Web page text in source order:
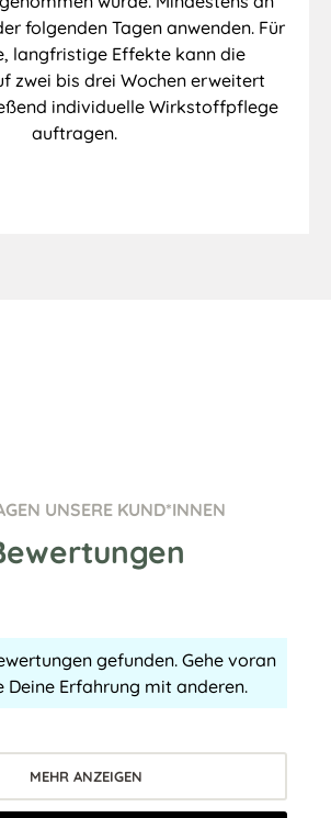
folgenden Tagen anwenden. Für
langfristige Effekte kann die
zwei bis drei Wochen erweitert
individuelle Wirkstoffpflege
auftragen.
UNSERE KUND*INNEN
gefunden. Gehe voran
Deine Erfahrung mit anderen.
MEHR ANZEIGEN